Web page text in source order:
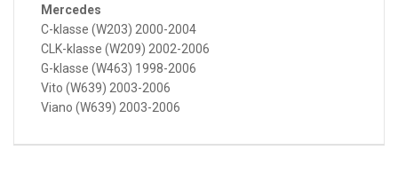
Mercedes
C-klasse (W203) 2000-2004
CLK-klasse (W209) 2002-2006
G-klasse (W463) 1998-2006
Vito (W639) 2003-2006
Viano (W639) 2003-2006